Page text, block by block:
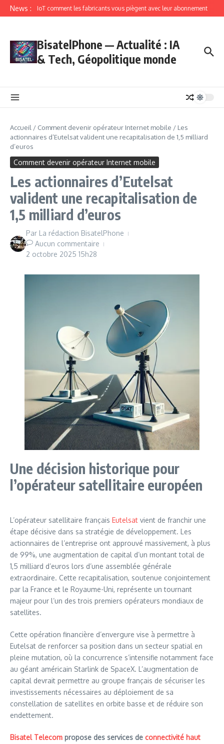
News : IoT comment les fabricants vous piègent avec leur abonnement
BisatelPhone — Actualité : IA
& Tech, Géopolitique monde
Accueil / Comment devenir opérateur Internet mobile / Les
actionnaires d’Eutelsat valident une recapitalisation de 1,5 milliard
d’euros
Comment devenir opérateur Internet mobile
Les actionnaires d’Eutelsat
valident une recapitalisation de
1,5 milliard d’euros
Par La rédaction BisatelPhone
Aucun commentaire
2 octobre 2025 15h28
Une décision historique pour
l’opérateur satellitaire européen
L’opérateur satellitaire français Eutelsat vient de franchir une
étape décisive dans sa stratégie de développement. Les
actionnaires de l’entreprise ont approuvé massivement, à plus
de 99%, une augmentation de capital d’un montant total de
1,5 milliard d’euros lors d’une assemblée générale
extraordinaire. Cette recapitalisation, soutenue conjointement
par la France et le Royaume-Uni, représente un tournant
majeur pour l’un des trois premiers opérateurs mondiaux de
satellites.
Cette opération financière d’envergure vise à permettre à
Eutelsat de renforcer sa position dans un secteur spatial en
pleine mutation, où la concurrence s’intensifie notamment face
au géant américain Starlink de SpaceX. L’augmentation de
capital devrait permettre au groupe français de sécuriser les
investissements nécessaires au déploiement de sa
constellation de satellites en orbite basse et de réduire son
endettement.
Bisatel Telecom propose des services de connectivité haut